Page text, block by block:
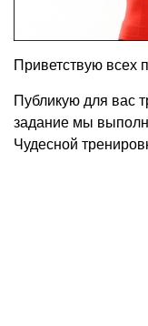
Приветствую всех
Публикую для вас
задание мы
Чудесной